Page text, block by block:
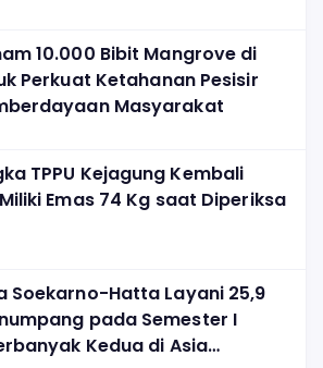
10.000 Bibit Mangrove di
Perkuat Ketahanan Pesisir
Masyarakat
TPPU Kejagung Kembali
Emas 74 Kg saat Diperiksa
Soekarno-Hatta Layani 25,9
pada Semester I
Kedua di Asia